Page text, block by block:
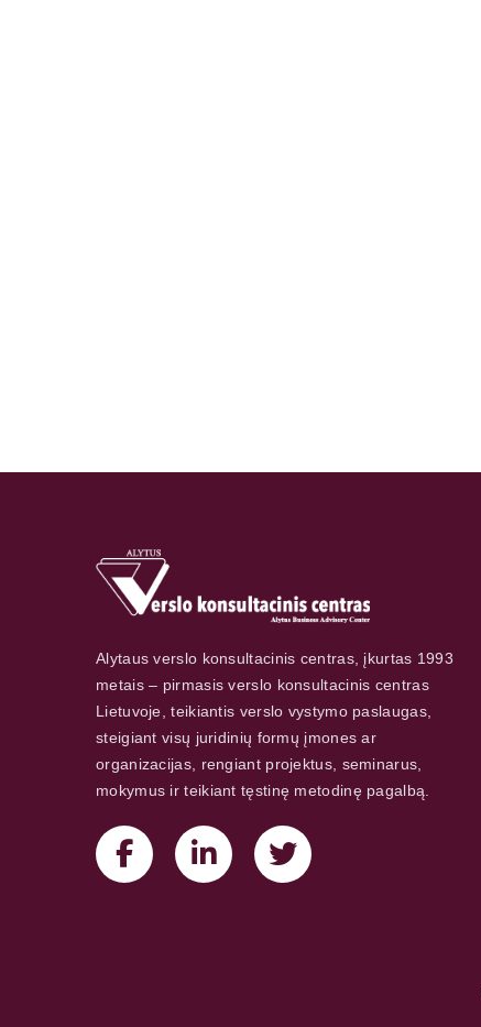
Alytaus verslo konsultacinis centras, įkurtas 1993
metais – pirmasis verslo konsultacinis centras
Lietuvoje, teikiantis verslo vystymo paslaugas,
steigiant visų juridinių formų įmones ar
organizacijas, rengiant projektus, seminarus,
mokymus ir teikiant tęstinę metodinę pagalbą.